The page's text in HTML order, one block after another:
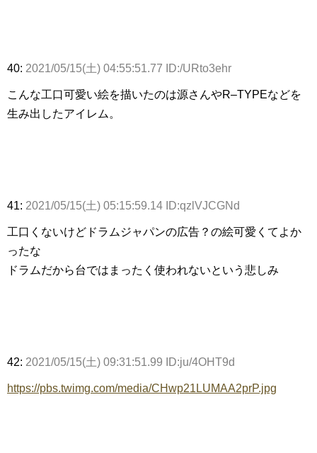
40: 2021/05/15(土) 04:55:51.77 ID:/URto3ehr
こんな工口可愛い絵を描いたのは源さんやR–TYPEなどを
生み出したアイレム。
41: 2021/05/15(土) 05:15:59.14 ID:qzlVJCGNd
工口くないけどドラムジャパンの広告？の絵可愛くてよか
ったな
ドラムだから台ではまったく使われないという悲しみ
42: 2021/05/15(土) 09:31:51.99 ID:ju/4OHT9d
https://pbs.twimg.com/media/CHwp21LUMAA2prP.jpg